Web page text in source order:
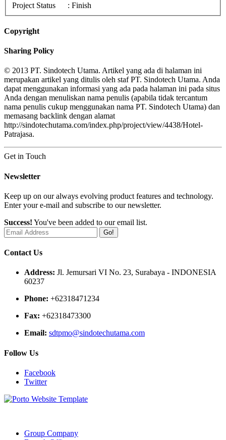
Project Status
: Finish
Copyright
Sharing Policy
© 2013 PT. Sindotech Utama. Artikel yang ada di halaman ini
merupakan artikel yang ditulis oleh staf PT. Sindotech Utama. Anda
dapat menggunakan informasi yang ada pada halaman ini pada situs
Anda dengan menuliskan nama penulis (apabila tidak tercantum
nama penulis cukup menggunakan nama PT. Sindotech Utama) dan
memasang backlink dengan alamat
http://sindotechutama.com/index.php/project/view/4438/Hotel-
Patrajasa.
Get in Touch
Newsletter
Keep up on our always evolving product features and technology.
Enter your e-mail and subscribe to our newsletter.
Success! You've been added to our email list.
Go!
Contact Us
Address: Jl. Jemursari VI No. 23, Surabaya - INDONESIA
60237
Phone: +62318471234
Fax: +62318473300
Email: sdtpmo@sindotechutama.com
Follow Us
Facebook
Twitter
Group Company